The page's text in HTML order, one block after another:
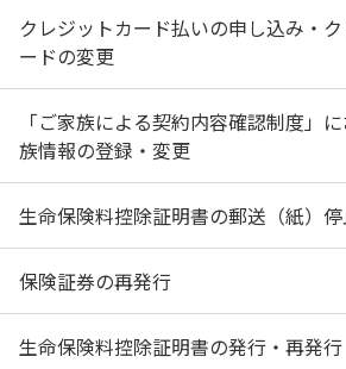
クレジットカード払いの申し込み・
ードの変更
「ご家族による契約内容確認制度」
族情報の登録・変更
生命保険料控除証明書の郵送（紙）
保険証券の再発行
生命保険料控除証明書の発行・再発行